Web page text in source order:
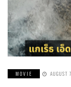
MOVIE AUGUST